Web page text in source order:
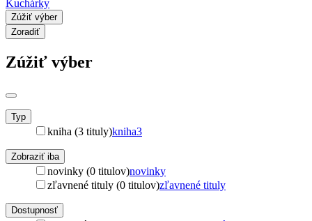
Kuchárky
Zúžiť výber
Zoradiť
Zúžiť výber
Typ
kniha (3 tituly)kniha3
Zobraziť iba
novinky (0 titulov)novinky
zľavnené tituly (0 titulov)zľavnené tituly
Dostupnosť